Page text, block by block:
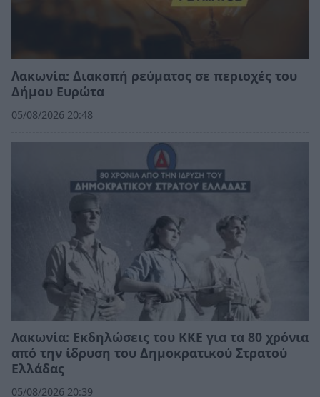
Λακωνία: Διακοπή ρεύματος σε περιοχές του
Δήμου Ευρώτα
05/08/2026 20:48
Λακωνία: Εκδηλώσεις του ΚΚΕ για τα 80 χρόνια
από την ίδρυση του Δημοκρατικού Στρατού
Ελλάδας
05/08/2026 20:39